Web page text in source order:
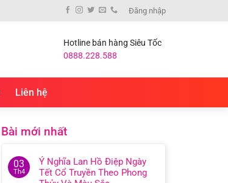
Đăng nhập
Hotline bán hàng Siêu Tốc
0888.228.588
Liên hệ
Bài mới nhất
03
Th4
Ý Nghĩa Lan Hồ Điệp Ngày
Tết Cổ Truyền Theo Phong